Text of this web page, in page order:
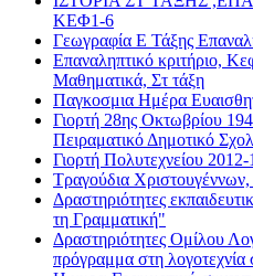
ΚΕΦ1-6
Γεωγραφία Ε Τάξης
Επαναληπτικό κριτήριο,
Μαθηματικά, Στ τάξη
Παγκοσμια Ημέρα
Γιορτή 28ης Οκτωβρίου
Πειραματικό Δημοτικό
Γιορτή Πολυτεχνείου 2012-
Τραγούδια
Δραστηριότητες
τη Γραμματική"
Δραστηριότητες Ομίλου
πρόγραμμα στη λογοτεχνία